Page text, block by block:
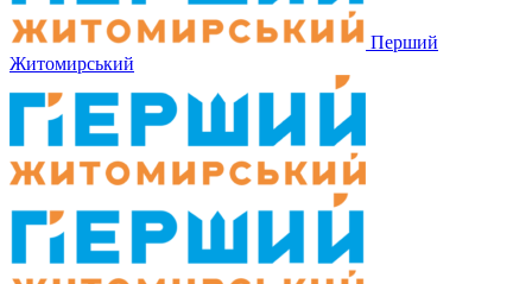
Перший
Житомирський